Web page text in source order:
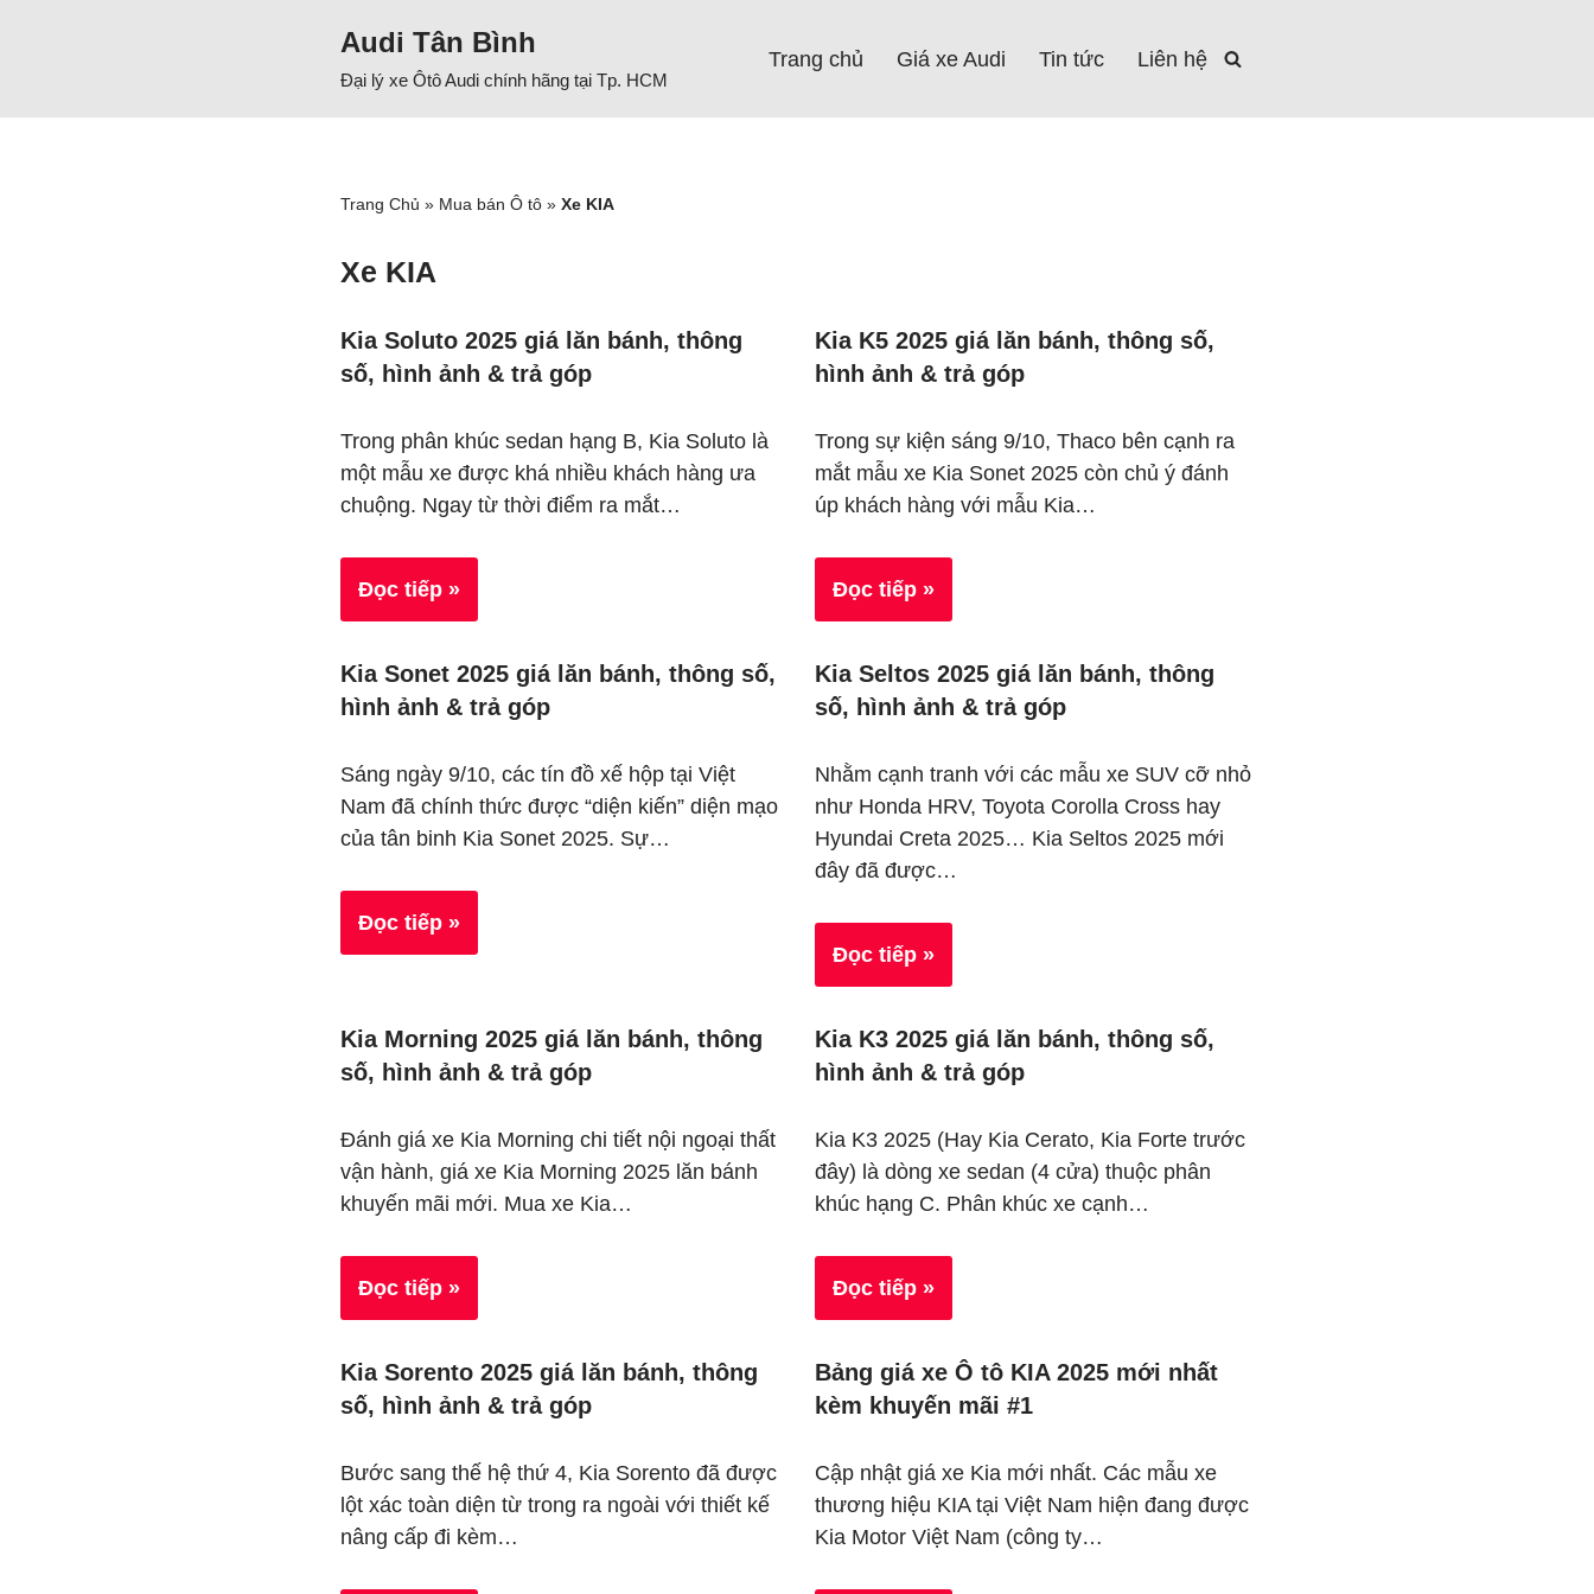
Audi Tân Bình
Đại lý xe Ôtô Audi chính hãng tại Tp. HCM
Trang chủ Giá xe Audi Tin tức Liên hệ
Trang Chủ » Mua bán Ô tô » Xe KIA
Xe KIA
Kia Soluto 2025 giá lăn bánh, thông
số, hình ảnh & trả góp
Trong phân khúc sedan hạng B, Kia Soluto là
một mẫu xe được khá nhiều khách hàng ưa
chuộng. Ngay từ thời điểm ra mắt…
Đọc tiếp »
Kia K5 2025 giá lăn bánh, thông số,
hình ảnh & trả góp
Trong sự kiện sáng 9/10, Thaco bên cạnh ra
mắt mẫu xe Kia Sonet 2025 còn chủ ý đánh
úp khách hàng với mẫu Kia…
Đọc tiếp »
Kia Sonet 2025 giá lăn bánh, thông số,
hình ảnh & trả góp
Sáng ngày 9/10, các tín đồ xế hộp tại Việt
Nam đã chính thức được “diện kiến” diện mạo
của tân binh Kia Sonet 2025. Sự…
Đọc tiếp »
Kia Seltos 2025 giá lăn bánh, thông
số, hình ảnh & trả góp
Nhằm cạnh tranh với các mẫu xe SUV cỡ nhỏ
như Honda HRV, Toyota Corolla Cross hay
Hyundai Creta 2025… Kia Seltos 2025 mới
đây đã được…
Đọc tiếp »
Kia Morning 2025 giá lăn bánh, thông
số, hình ảnh & trả góp
Đánh giá xe Kia Morning chi tiết nội ngoại thất
vận hành, giá xe Kia Morning 2025 lăn bánh
khuyến mãi mới. Mua xe Kia…
Đọc tiếp »
Kia K3 2025 giá lăn bánh, thông số,
hình ảnh & trả góp
Kia K3 2025 (Hay Kia Cerato, Kia Forte trước
đây) là dòng xe sedan (4 cửa) thuộc phân
khúc hạng C. Phân khúc xe cạnh…
Đọc tiếp »
Kia Sorento 2025 giá lăn bánh, thông
số, hình ảnh & trả góp
Bước sang thế hệ thứ 4, Kia Sorento đã được
lột xác toàn diện từ trong ra ngoài với thiết kế
nâng cấp đi kèm…
Bảng giá xe Ô tô KIA 2025 mới nhất
kèm khuyến mãi #1
Cập nhật giá xe Kia mới nhất. Các mẫu xe
thương hiệu KIA tại Việt Nam hiện đang được
Kia Motor Việt Nam (công ty…